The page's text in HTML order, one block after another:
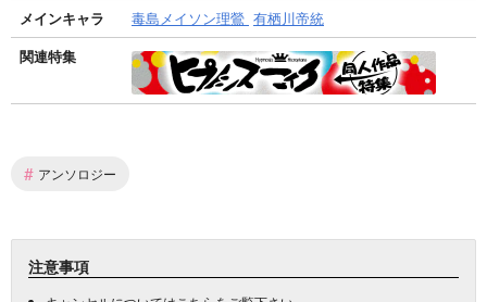
メインキャラ 毒島メイソン理鶯 有栖川帝統
関連特集
# アンソロジー
注意事項